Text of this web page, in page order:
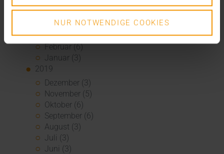
NUR NOTWENDIGE COOKIES
Mai (3)
April (4)
März (6)
Februar (6)
Januar (3)
2019
Dezember (3)
November (5)
Oktober (6)
September (6)
August (3)
Juli (3)
Juni (3)